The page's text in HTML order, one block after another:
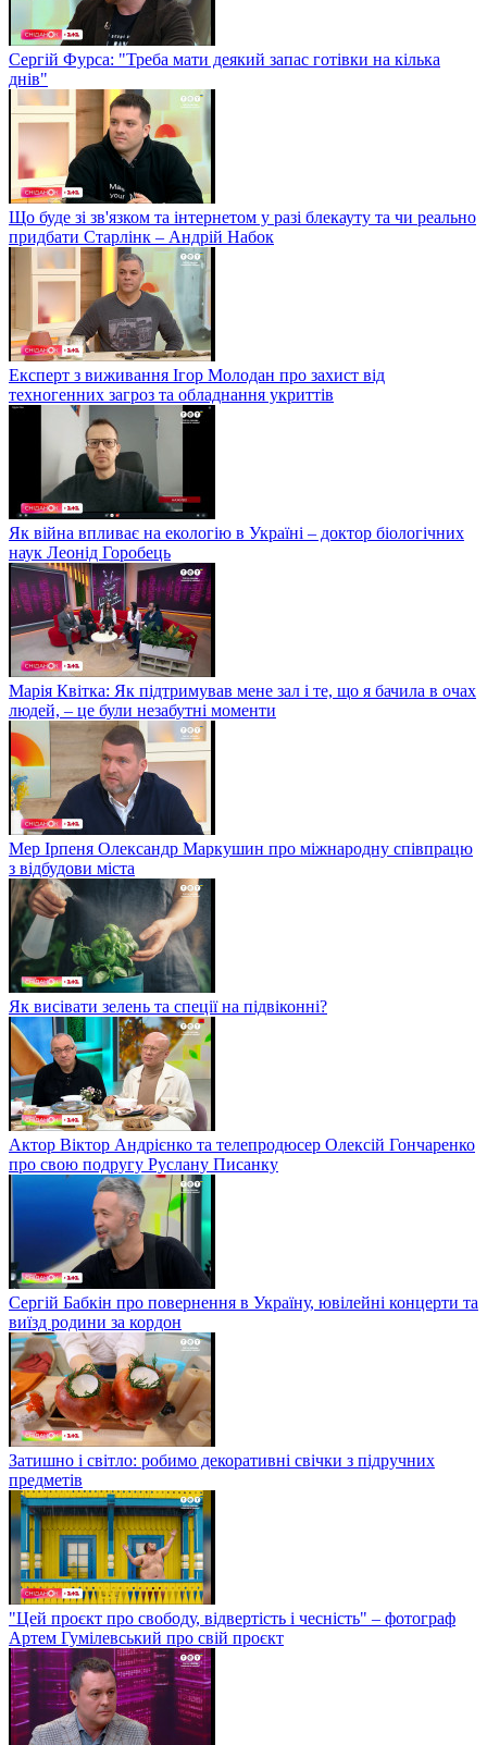
Сергій Фурса: "Треба мати деякий запас готівки на кілька
днів"
Що буде зі зв'язком та інтернетом у разі блекауту та чи реально
придбати Старлінк – Андрій Набок
Експерт з виживання Ігор Молодан про захист від
техногенних загроз та обладнання укриттів
Як війна впливає на екологію в Україні – доктор біологічних
наук Леонід Горобець
Марія Квітка: Як підтримував мене зал і те, що я бачила в очах
людей, – це були незабутні моменти
Мер Ірпеня Олександр Маркушин про міжнародну співпрацю
з відбудови міста
Як висівати зелень та спеції на підвіконні?
Актор Віктор Андрієнко та телепродюсер Олексій Гончаренко
про свою подругу Руслану Писанку
Сергій Бабкін про повернення в Україну, ювілейні концерти та
виїзд родини за кордон
Затишно і світло: робимо декоративні свічки з підручних
предметів
"Цей проєкт про свободу, відвертість і чесність" – фотограф
Артем Гумілевський про свій проєкт